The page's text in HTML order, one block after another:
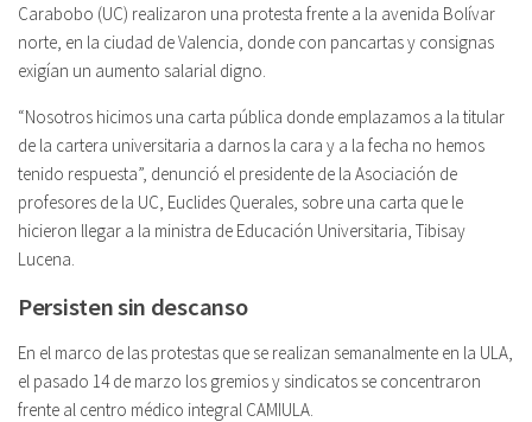
Carabobo (UC) realizaron una protesta frente a la avenida Bolívar
norte, en la ciudad de Valencia, donde con pancartas y consignas
exigían un aumento salarial digno.
“Nosotros hicimos una carta pública donde emplazamos a la titular
de la cartera universitaria a darnos la cara y a la fecha no hemos
tenido respuesta”, denunció el presidente de la Asociación de
profesores de la UC, Euclides Querales, sobre una carta que le
hicieron llegar a la ministra de Educación Universitaria, Tibisay
Lucena.
Persisten sin descanso
En el marco de las protestas que se realizan semanalmente en la ULA,
el pasado 14 de marzo los gremios y sindicatos se concentraron
frente al centro médico integral CAMIULA.